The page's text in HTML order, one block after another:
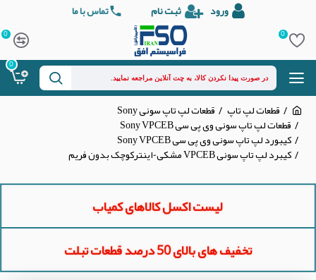
ورود ثبت نام تماس با ما
0
0
0
قطعات لپ تاپ قطعات لپ تاپ سونی Sony
قطعات لپ تاپ سونی وی پی سی Sony VPCEB
کیبورد لپ تاپ سونی وی پی سی Sony VPCEB
کیبرد لپ تاپ سونی VPCEB مشکی-اینترکوچک بدون فریم
لیست اکسل کالاهای کمیاب
تخفیف های بالای 50 درصد قطعات تبلت